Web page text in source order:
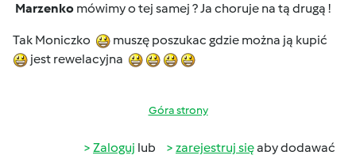
Marzenko mówimy o tej samej ?Ja choruje na tą drugą !
Tak Moniczko
muszę poszukac gdzie można ją kupić
jest rewelacyjna
Góra strony
Zaloguj lub zarejestruj sięaby dodawać